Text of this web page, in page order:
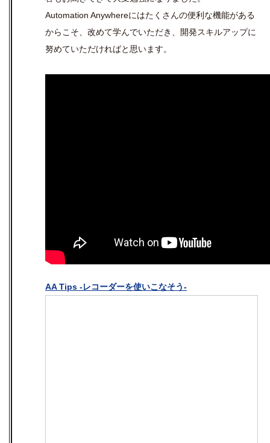
Automation Anywhereにはたくさんの便利な機能がある
からこそ、改めて学んでいただき、開発スキルアップに
努めていただければと思います。
AA Tips -レコーダーを使いこなそう-